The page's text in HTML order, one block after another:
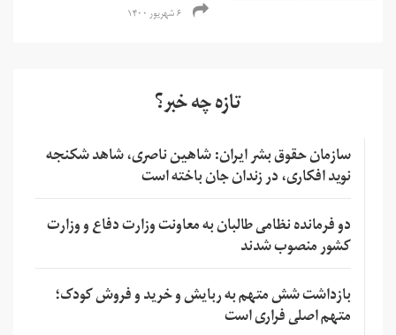
۶ شهریور ۱۴۰۰
تازه چه خبر؟
سازمان حقوق بشر ایران: شاهین ناصری، شاهد شکنجه
نوید افکاری، در زندان جان باخته است
دو فرمانده نظامی طالبان به معاونت وزارت دفاع و وزارت
کشور منصوب شدند
بازداشت شش متهم به ربایش و خرید و فروش کودک؛
متهم اصلی فراری است